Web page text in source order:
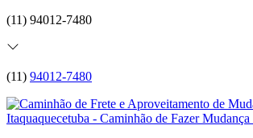
(11) 94012-7480
(11) 94012-7480